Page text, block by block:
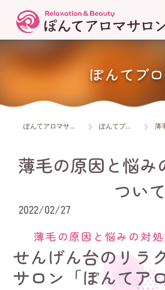
ぽんてブ
ぽんてアロマサロン ぽんてブログ 薄
薄毛の原因と悩み
ついて
2022/02/27
せんげん台のリラ
サロン「ぽんてア
薄毛の原因と悩みの対